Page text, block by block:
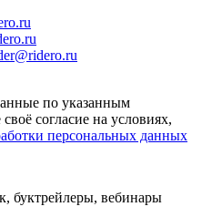
по указанным
согласие на условиях,
персональных данных
буктрейлеры, вебинары